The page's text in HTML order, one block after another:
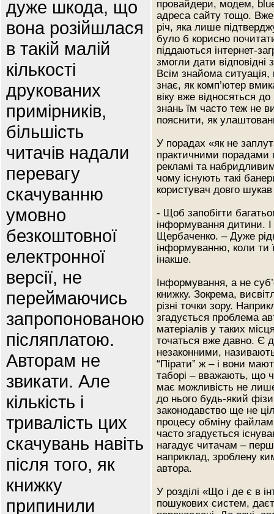
дуже шкода, що
вона розійшлася
в такій малій
кількості
друкованих
примірників,
більшість
читачів надали
перевагу
скачуванню
умовно
безкоштовної
електронної
версії, не
переймаючись
запропонованою
післяплатою.
Авторам не
звикати. Але
кількість і
тривалість цих
скачувань навіть
після того, як
книжку
припинили
провайдери, модем,
адреса сайту тощо. Вже
річ, яка лише
було б корисно
піддаються інтернет-
змогли дати
Всім знайома
знає, як комп’ютер
віку вже відносяться
знань їм часто теж не
пояснити, як
У порадах «як не
практичними порадами
рекламі та
чому існують такі
користувач довго
- Щоб запобігти
інформування дитини.
Щербаченко. – Дуже
інформуванню, коли ти
інакше.
Інформування, а не
книжку. Зокрема,
різні точки зору.
згадується проблема
матеріалів у таких
точаться вже давно. Є
незаконними,
“Пірати” ж – і вони
таборі – вважають, що
має можливість не
до нього будь-який
законодавство ще не
процесу обміну
часто згадується
нагадує читачам –
наприклад, зроблену
автора.
У розділі «Що і де є в
пошукових систем,